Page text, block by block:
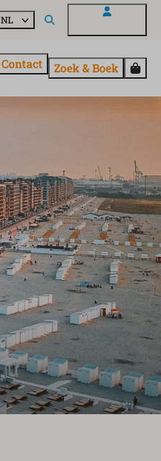
NL
Contact Zoek & Boek